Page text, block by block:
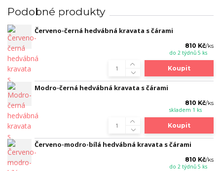
Podobné produkty
Červeno-černá hedvábná kravata s čárami
810 Kč/ks
do 2 týdnů 5 ks
Koupit
Modro-černá hedvábná kravata s čárami
810 Kč/ks
skladem 1 ks
Koupit
Červeno-modro-bílá hedvábná kravata s čárami
810 Kč/ks
do 2 týdnů 5 ks